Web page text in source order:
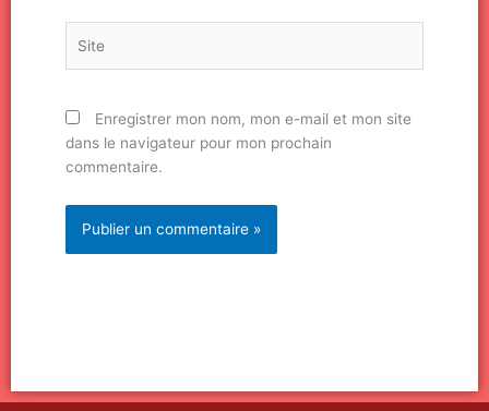
Enregistrer mon nom, mon e-mail et mon site
dans le navigateur pour mon prochain
commentaire.